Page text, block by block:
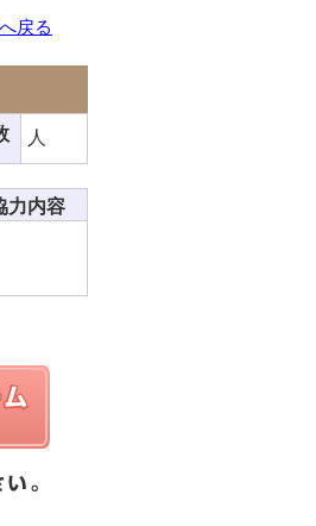
戻る
人
力内容